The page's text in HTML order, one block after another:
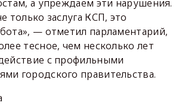
а упреждаем эти нарушения.
только заслуга КСП, это
— отметил парламентарий,
тесное, чем несколько лет
с профильными
городского правительства.